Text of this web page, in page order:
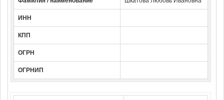
ИНН
КПП
ОГРН
ОГРНИП